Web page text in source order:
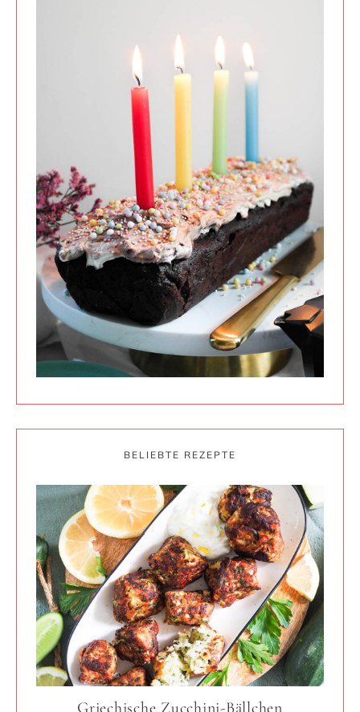
BELIEBTE REZEPTE
Griechische Zucchini-Bällchen